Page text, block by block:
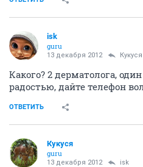
isk
guru
13 декабря 2012 Кукуся
Какого? 2 дерматолога,
радостью, дайте телефон
ОТВЕТИТЬ
Кукуся
guru
13 декабря 2012 isk